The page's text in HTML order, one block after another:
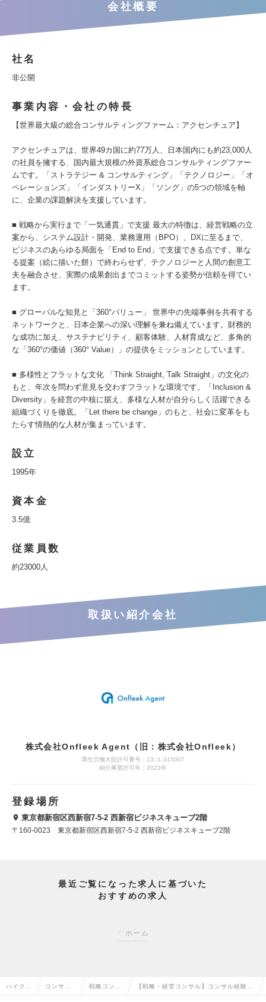
会社概要
社名
非公開
事業内容・会社の特長
【世界最大級の総合コンサルティングファーム：アクセンチュア】
アクセンチュアは、世界49カ国に約77万人、日本国内にも約23,000人
の社員を擁する、国内最大規模の外資系総合コンサルティングファー
ムです。「ストラテジー & コンサルティング」「テクノロジー」「オ
ペレーションズ」「インダストリーX」「ソング」の5つの領域を軸
に、企業の課題解決を支援しています。
■ 戦略から実行まで「一気通貫」で支援 最大の特徴は、経営戦略の立
案から、システム設計・開発、業務運用（BPO）、DXに至るまで、
ビジネスのあらゆる局面を「End to End」で支援できる点です。単な
る提案（絵に描いた餅）で終わらせず、テクノロジーと人間の創意工
夫を融合させ、実際の成果創出までコミットする姿勢が信頼を得てい
ます。
■ グローバルな知見と「360°バリュー」 世界中の先端事例を共有する
ネットワークと、日本企業への深い理解を兼ね備えています。財務的
な成功に加え、サステナビリティ、顧客体験、人材育成など、多角的
な「360°の価値（360° Value）」の提供をミッションとしています。
■ 多様性とフラットな文化 「Think Straight, Talk Straight」の文化の
もと、年次を問わず意見を交わすフラットな環境です。「Inclusion &
Diversity」を経営の中核に据え、多様な人材が自分らしく活躍できる
組織づくりを徹底。「Let there be change」のもと、社会に変革をも
たらす情熱的な人材が集まっています。
設立
1995年
資本金
3.5億
従業員数
約23000人
取扱い紹介会社
株式会社Onfleek Agent（旧：株式会社Onfleek）
厚生労働大臣許可番号：13-ユ-315007
紹介事業許可年：2023年
登録場所
東京都新宿区西新宿7-5-2 西新宿ビジネスキューブ2階
〒160-0023 東京都新宿区西新宿7-5-2 西新宿ビジネスキューブ2階
最近ご覧になった求人に基づいた
おすすめの求人
ホーム
ハイクラ コンサル 戦略コンサ 【戦略・経営コンサル】コンサル経験活